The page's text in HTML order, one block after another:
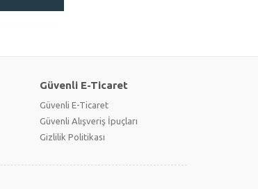
Güvenli E-Ticaret
Güvenli E-Ticaret
Güvenli Alışveriş İpuçları
Gizlilik Politikası